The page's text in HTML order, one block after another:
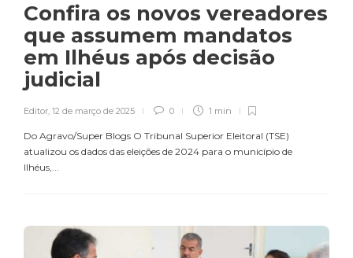
Confira os novos vereadores
que assumem mandatos
em Ilhéus após decisão
judicial
Editor, 12 de março de 2025 0 1 min
Do Agravo/Super Blogs O Tribunal Superior Eleitoral (TSE)
atualizou os dados das eleições de 2024 para o município de
Ilhéus,...